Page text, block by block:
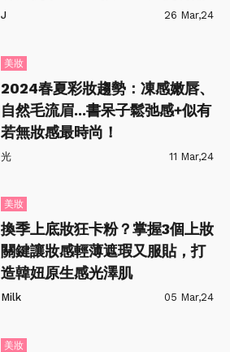
J 26 Mar,24
美妝
2024春夏彩妝趨勢：凍感嫩唇、
自然毛流眉...書呆子鬆弛感+似有
若無妝感最時尚！
光 11 Mar,24
美妝
換季上底妝狂卡粉？掌握3個上妝
關鍵讓妝感輕薄遮瑕又服貼，打
造韓妞原生感光澤肌
Milk 05 Mar,24
美妝